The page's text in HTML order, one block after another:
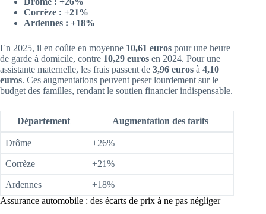
Corrèze : +21%
Ardennes : +18%
En 2025, il en coûte en moyenne 10,61 euros pour une heure
de garde à domicile, contre 10,29 euros en 2024. Pour une
assistante maternelle, les frais passent de 3,96 euros à 4,10
euros. Ces augmentations peuvent peser lourdement sur le
budget des familles, rendant le soutien financier indispensable.
Département Augmentation des tarifs
Drôme +26%
Corrèze +21%
Ardennes
+18%
Assurance automobile : des écarts de prix à ne pas négliger